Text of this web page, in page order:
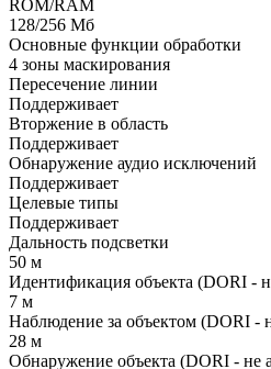
ROM/RAM
128/256 Мб
Основные функции обработки
4 зоны маскирования
Пересечение линии
Поддерживает
Вторжение в область
Поддерживает
Обнаружение аудио исключений
Поддерживает
Целевые типы
Поддерживает
Дальность подсветки
50 м
Идентификация объекта (DORI -
7 м
Наблюдение за объектом (DORI -
28 м
Обнаружение объекта (DORI - не